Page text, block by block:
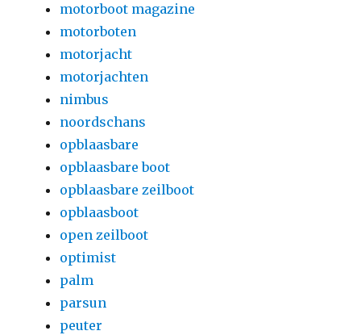
motorboot magazine
motorboten
motorjacht
motorjachten
nimbus
noordschans
opblaasbare
opblaasbare boot
opblaasbare zeilboot
opblaasboot
open zeilboot
optimist
palm
parsun
peuter